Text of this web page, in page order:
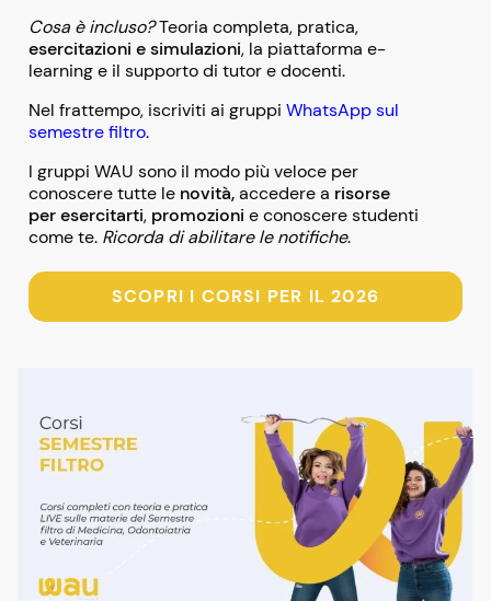
Cosa è incluso?Teoria completa, pratica,
esercitazioni e simulazioni, la piattaforma e-
learning e il supporto di tutor e docenti.
Nel frattempo, iscriviti ai gruppi WhatsApp sul
semestre filtro.
I gruppi WAU sono il modo più veloce per
conoscere tutte le novità,accedere a risorse
per esercitarti, promozioni e conoscere studenti
come te. Ricorda di abilitare le notifiche.
SCOPRI I CORSI PER IL 2026